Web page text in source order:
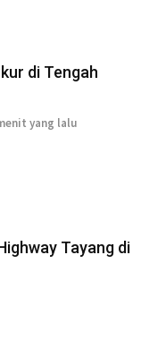
di Tengah
yang lalu
Tayang di